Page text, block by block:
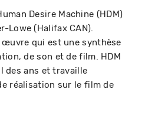
Desire Machine (HDM)
Lowe (Halifax CAN).
qui est une synthèse
de son et de film. HDM
des ans et travaille
réalisation sur le film de